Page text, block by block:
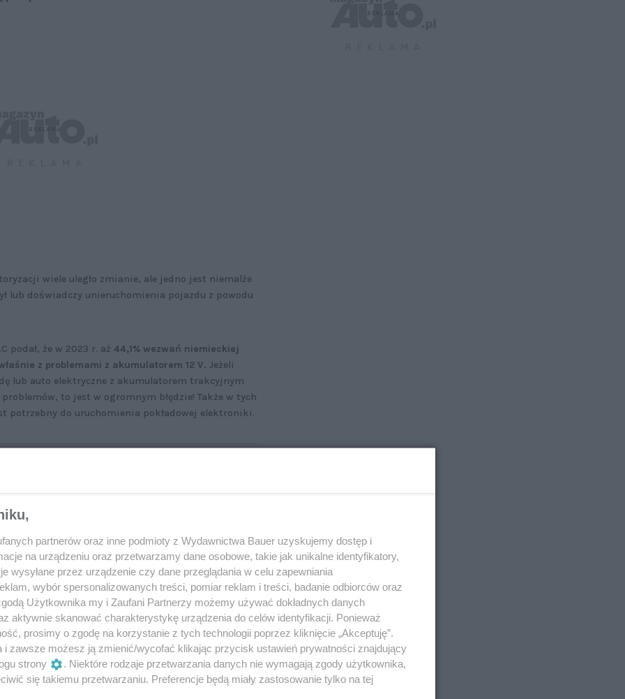
wiele uległo zmianie, ale jedno jest niemalże
lub doświadczy unieruchomienia pojazdu z powodu
podał, że w 2023 r. aż 44,1% wezwań niemieckiej
z problemami z akumulatorem 12 V. Jeżeli
lub auto elektryczne z akumulatorem trakcyjnym
to jest w ogromnym błędzie! Także w tych
potrzebny do uruchomienia pokładowej elektroniki.
też trzeba odpalać „na kable”. Zobacz,
może się to zdarzyć
w 2021 r. samochodach zasilanych prądem
niż w modelach spalinowych, przy czym
napędzie zwiększyła się
może potwierdzać rosnącą niezawodność
oceny jest jednak za wcześnie.
partnerów oraz inne podmioty z Wydawnictwa Bauer uzyskujemy dostęp i
na urządzeniu oraz przetwarzamy dane osobowe, takie jak unikalne identyfikatory,
wysyłane przez urządzenie czy dane przeglądania w celu zapewniania
wybór spersonalizowanych treści, pomiar reklam i treści, badanie odbiorców oraz
Użytkownika my i Zaufani Partnerzy możemy używać dokładnych danych
aktywnie skanować charakterystykę urządzenia do celów identyfikacji. Ponieważ
prosimy o zgodę na korzystanie z tych technologii poprzez kliknięcie „Akceptuję”.
i zawsze możesz ją zmienić/wycofać klikając przycisk ustawień prywatności znajdujący
strony
. Niektóre rodzaje przetwarzania danych nie wymagają zgody użytkownika,
się takiemu przetwarzaniu. Preferencje będą miały zastosowanie tylko na tej